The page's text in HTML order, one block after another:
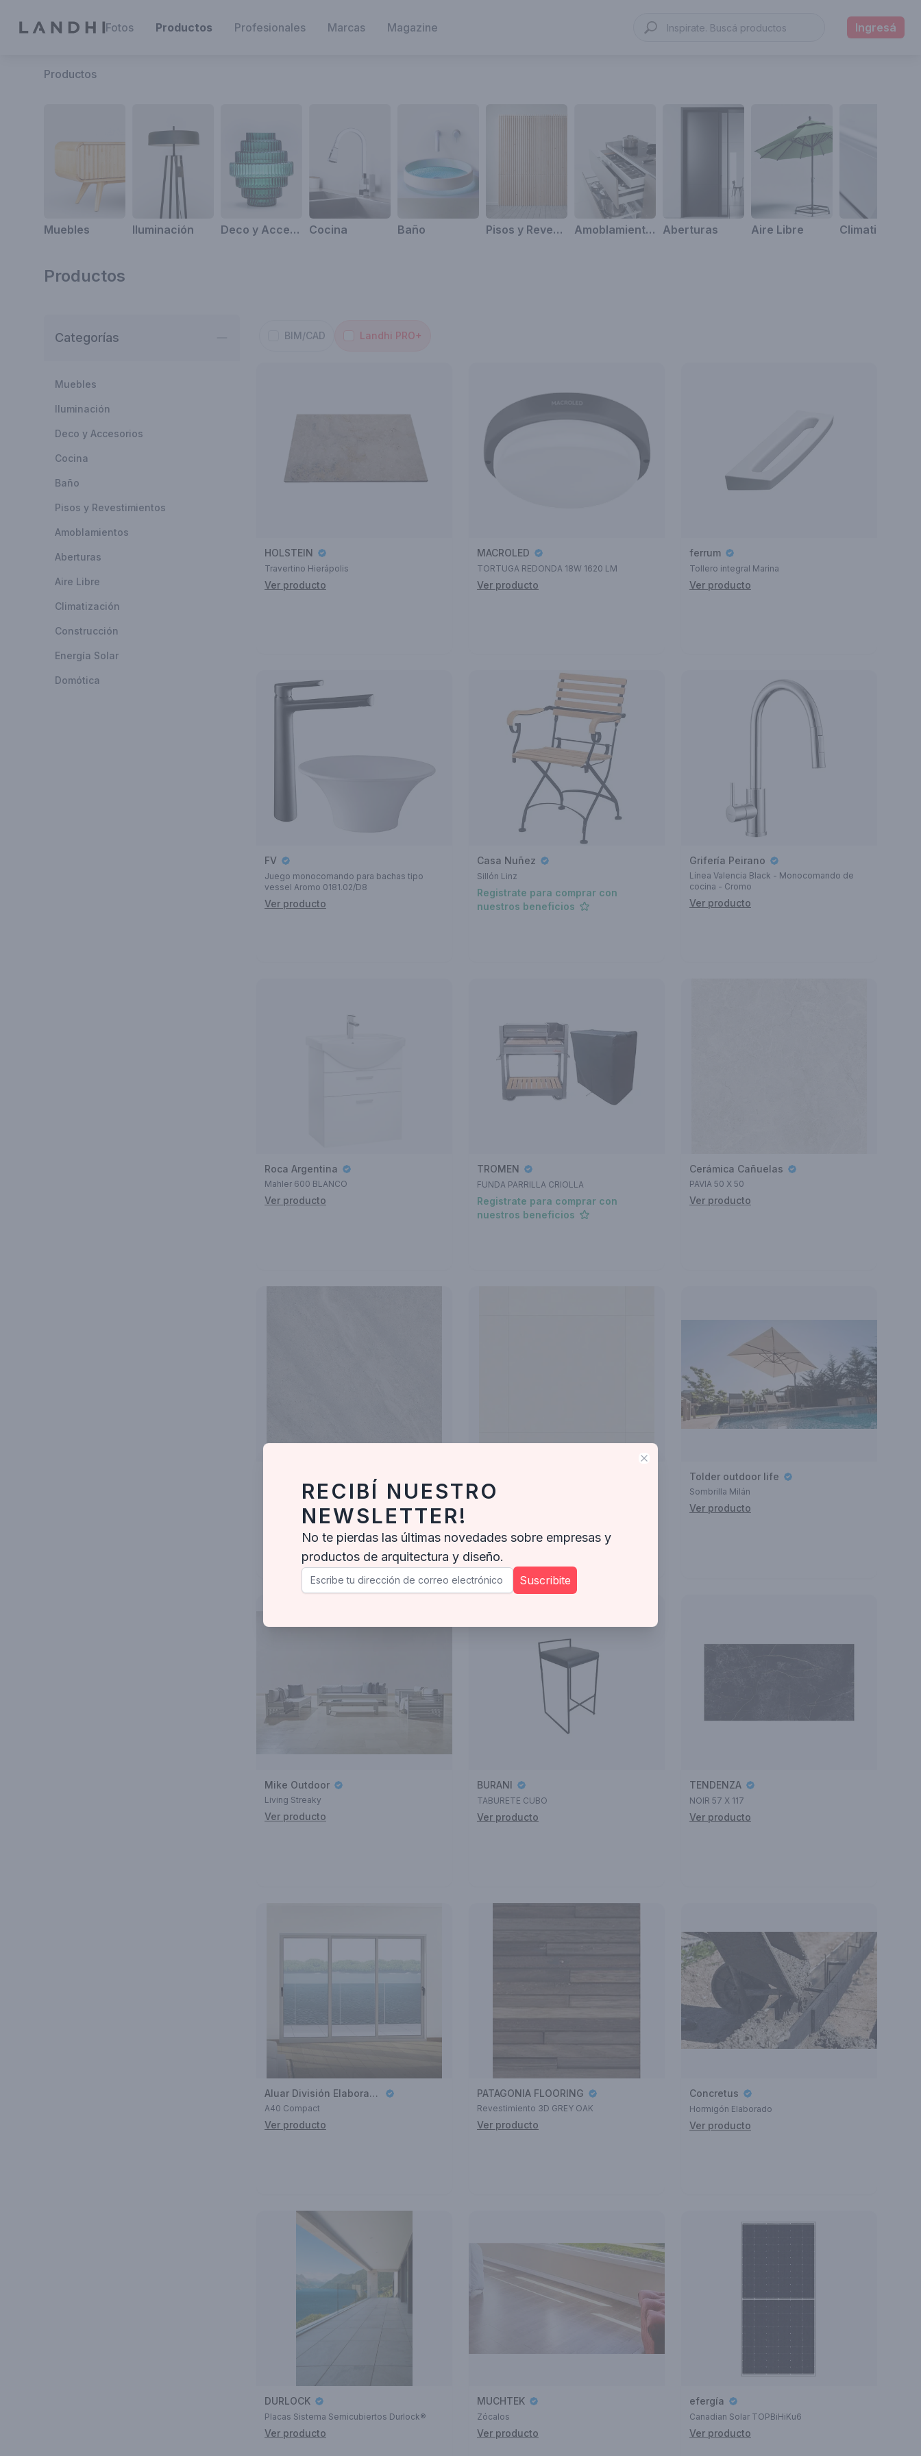
Fotos Productos Profesionales Marcas Magazine Ingresá
Productos
Muebles Iluminación Deco y Accesorios Cocina Baño Pisos y Revestimientos Amoblamientos Aberturas Aire Libre Climatización
Productos
Categorías
Muebles
Iluminación
Deco y Accesorios
Cocina
Baño
Pisos y Revestimientos
Amoblamientos
Aberturas
Aire Libre
Climatización
Construcción
Energía Solar
Domótica
BIM/CAD Landhi PRO+
HOLSTEIN
Travertino Hierápolis
Ver producto
MACROLED
TORTUGA REDONDA 18W 1620 LM
Ver producto
ferrum
Tollero integral Marina
Ver producto
FV
Juego monocomando para bachas tipo
vessel Aromo 0181.02/D8
Ver producto
Casa Nuñez
Sillón Linz
Registrate para comprar con
nuestros beneficios
Grifería Peirano
Línea Valencia Black - Monocomando de
cocina - Cromo
Ver producto
Roca Argentina
Mahler 600 BLANCO
Ver producto
TROMEN
FUNDA PARRILLA CRIOLLA
Registrate para comprar con
nuestros beneficios
Cerámica Cañuelas
PAVIA 50 X 50
Ver producto
BURGOS GRIS PUL
Ver producto
URBAN CONCRETE MARFIL 80X80
Tolder outdoor life
Sombrilla Milán
Ver producto
Mike Outdoor
Living Streaky
Ver producto
BURANI
TABURETE CUBO
Ver producto
TENDENZA
NOIR 57 X 117
Ver producto
Aluar División Elaborados
A40 Compact
Ver producto
PATAGONIA FLOORING
Revestimiento 3D GREY OAK
Ver producto
Concretus
Hormigón Elaborado
Ver producto
DURLOCK
Placas Sistema Semicubiertos Durlock®
Ver producto
MUCHTEK
Zócalos
Ver producto
efergía
Canadian Solar TOPBiHiKu6
Ver producto
Close
RECIBÍ NUESTRO
NEWSLETTER!
No te pierdas las últimas novedades sobre empresas y
productos de arquitectura y diseño.
Suscribite